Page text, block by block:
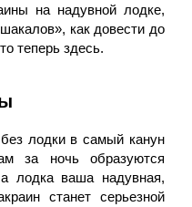
на надувной лодке,
как довести до
теперь здесь.
лодки в самый канун
за ночь образуются
лодка ваша надувная,
станет серьезной